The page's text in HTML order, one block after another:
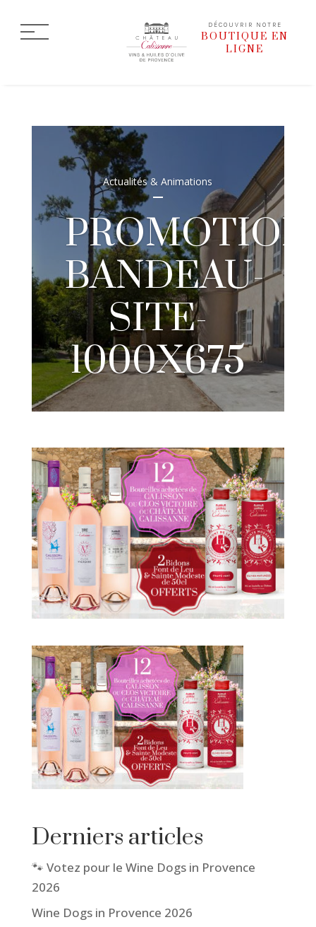
DÉCOUVRIR NOTRE
BOUTIQUE EN
LIGNE
Actualités & Animations
BANDEAU-
SITE-
1000X675
Derniers articles
🐾 Votez pour le Wine Dogs in Provence
2026
Wine Dogs in Provence 2026